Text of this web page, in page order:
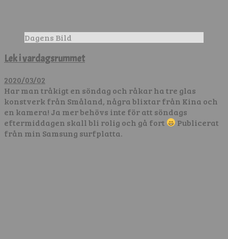
Dagens Bild
Lek i vardagsrummet
2020/03/02
Har man tråkigt en söndag och råkar ha tre glas
konstverk från Småland, några blixtar från Kina och
en kamera! Ja mer behövs inte för att söndags
eftermiddagen skall bli rolig och gå fort
Publicerat
från min Samsung surfplatta.